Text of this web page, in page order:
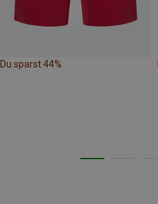
Du sparst 44%